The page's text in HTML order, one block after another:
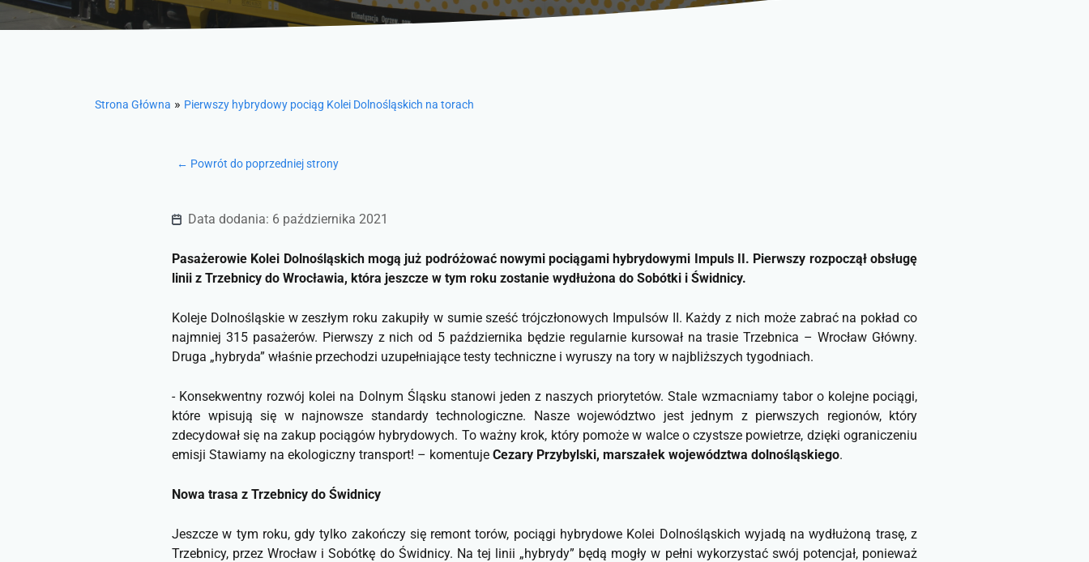
Strona Główna » Pierwszy hybrydowy pociąg Kolei Dolnośląskich na torach
← Powrót do poprzedniej strony
Data dodania: 6 października 2021
Pasażerowie Kolei Dolnośląskich mogą już podróżować nowymi pociągami hybrydowymi Impuls II. Pierwszy rozpoczął obsługę
linii z Trzebnicy do Wrocławia, która jeszcze w tym roku zostanie wydłużona do Sobótki i Świdnicy.
Koleje Dolnośląskie w zeszłym roku zakupiły w sumie sześć trójczłonowych Impulsów II. Każdy z nich może zabrać na pokład co
najmniej 315 pasażerów. Pierwszy z nich od 5 października będzie regularnie kursował na trasie Trzebnica – Wrocław Główny.
Druga „hybryda” właśnie przechodzi uzupełniające testy techniczne i wyruszy na tory w najbliższych tygodniach.
- Konsekwentny rozwój kolei na Dolnym Śląsku stanowi jeden z naszych priorytetów. Stale wzmacniamy tabor o kolejne pociągi,
które wpisują się w najnowsze standardy technologiczne. Nasze województwo jest jednym z pierwszych regionów, który
zdecydował się na zakup pociągów hybrydowych. To ważny krok, który pomoże w walce o czystsze powietrze, dzięki ograniczeniu
emisji Stawiamy na ekologiczny transport! – komentuje Cezary Przybylski, marszałek województwa dolnośląskiego.
Nowa trasa z Trzebnicy do Świdnicy
Jeszcze w tym roku, gdy tylko zakończy się remont torów, pociągi hybrydowe Kolei Dolnośląskich wyjadą na wydłużoną trasę, z
Trzebnicy, przez Wrocław i Sobótkę do Świdnicy. Na tej linii „hybrydy” będą mogły w pełni wykorzystać swój potencjał, ponieważ